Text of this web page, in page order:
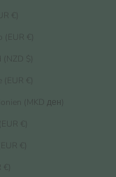
€)
€)
$)
€)
(MKD ден)
€)
€)